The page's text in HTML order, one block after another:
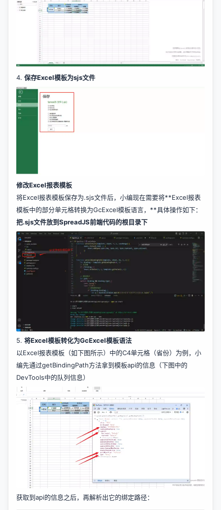
4. 保存Excel模板为sjs文件
修改Excel报表模板
将Excel报表模板保存为.sjs文件后，小编现在需要将**Excel报表
模板中的部分单元格转换为GcExcel模板语言，**具体操作如下：
把.sjs文件放到SpreadJS前端代码的根目录下
5. 将Excel模板转化为GcExcel模板语法
以Excel报表模板（如下图所示）中的C4单元格（省份）为例，小
编先通过getBindingPath方法拿到模板api的信息（下图中的
DevTools中的队列信息）
获取到api的信息之后，再解析出它的绑定路径：